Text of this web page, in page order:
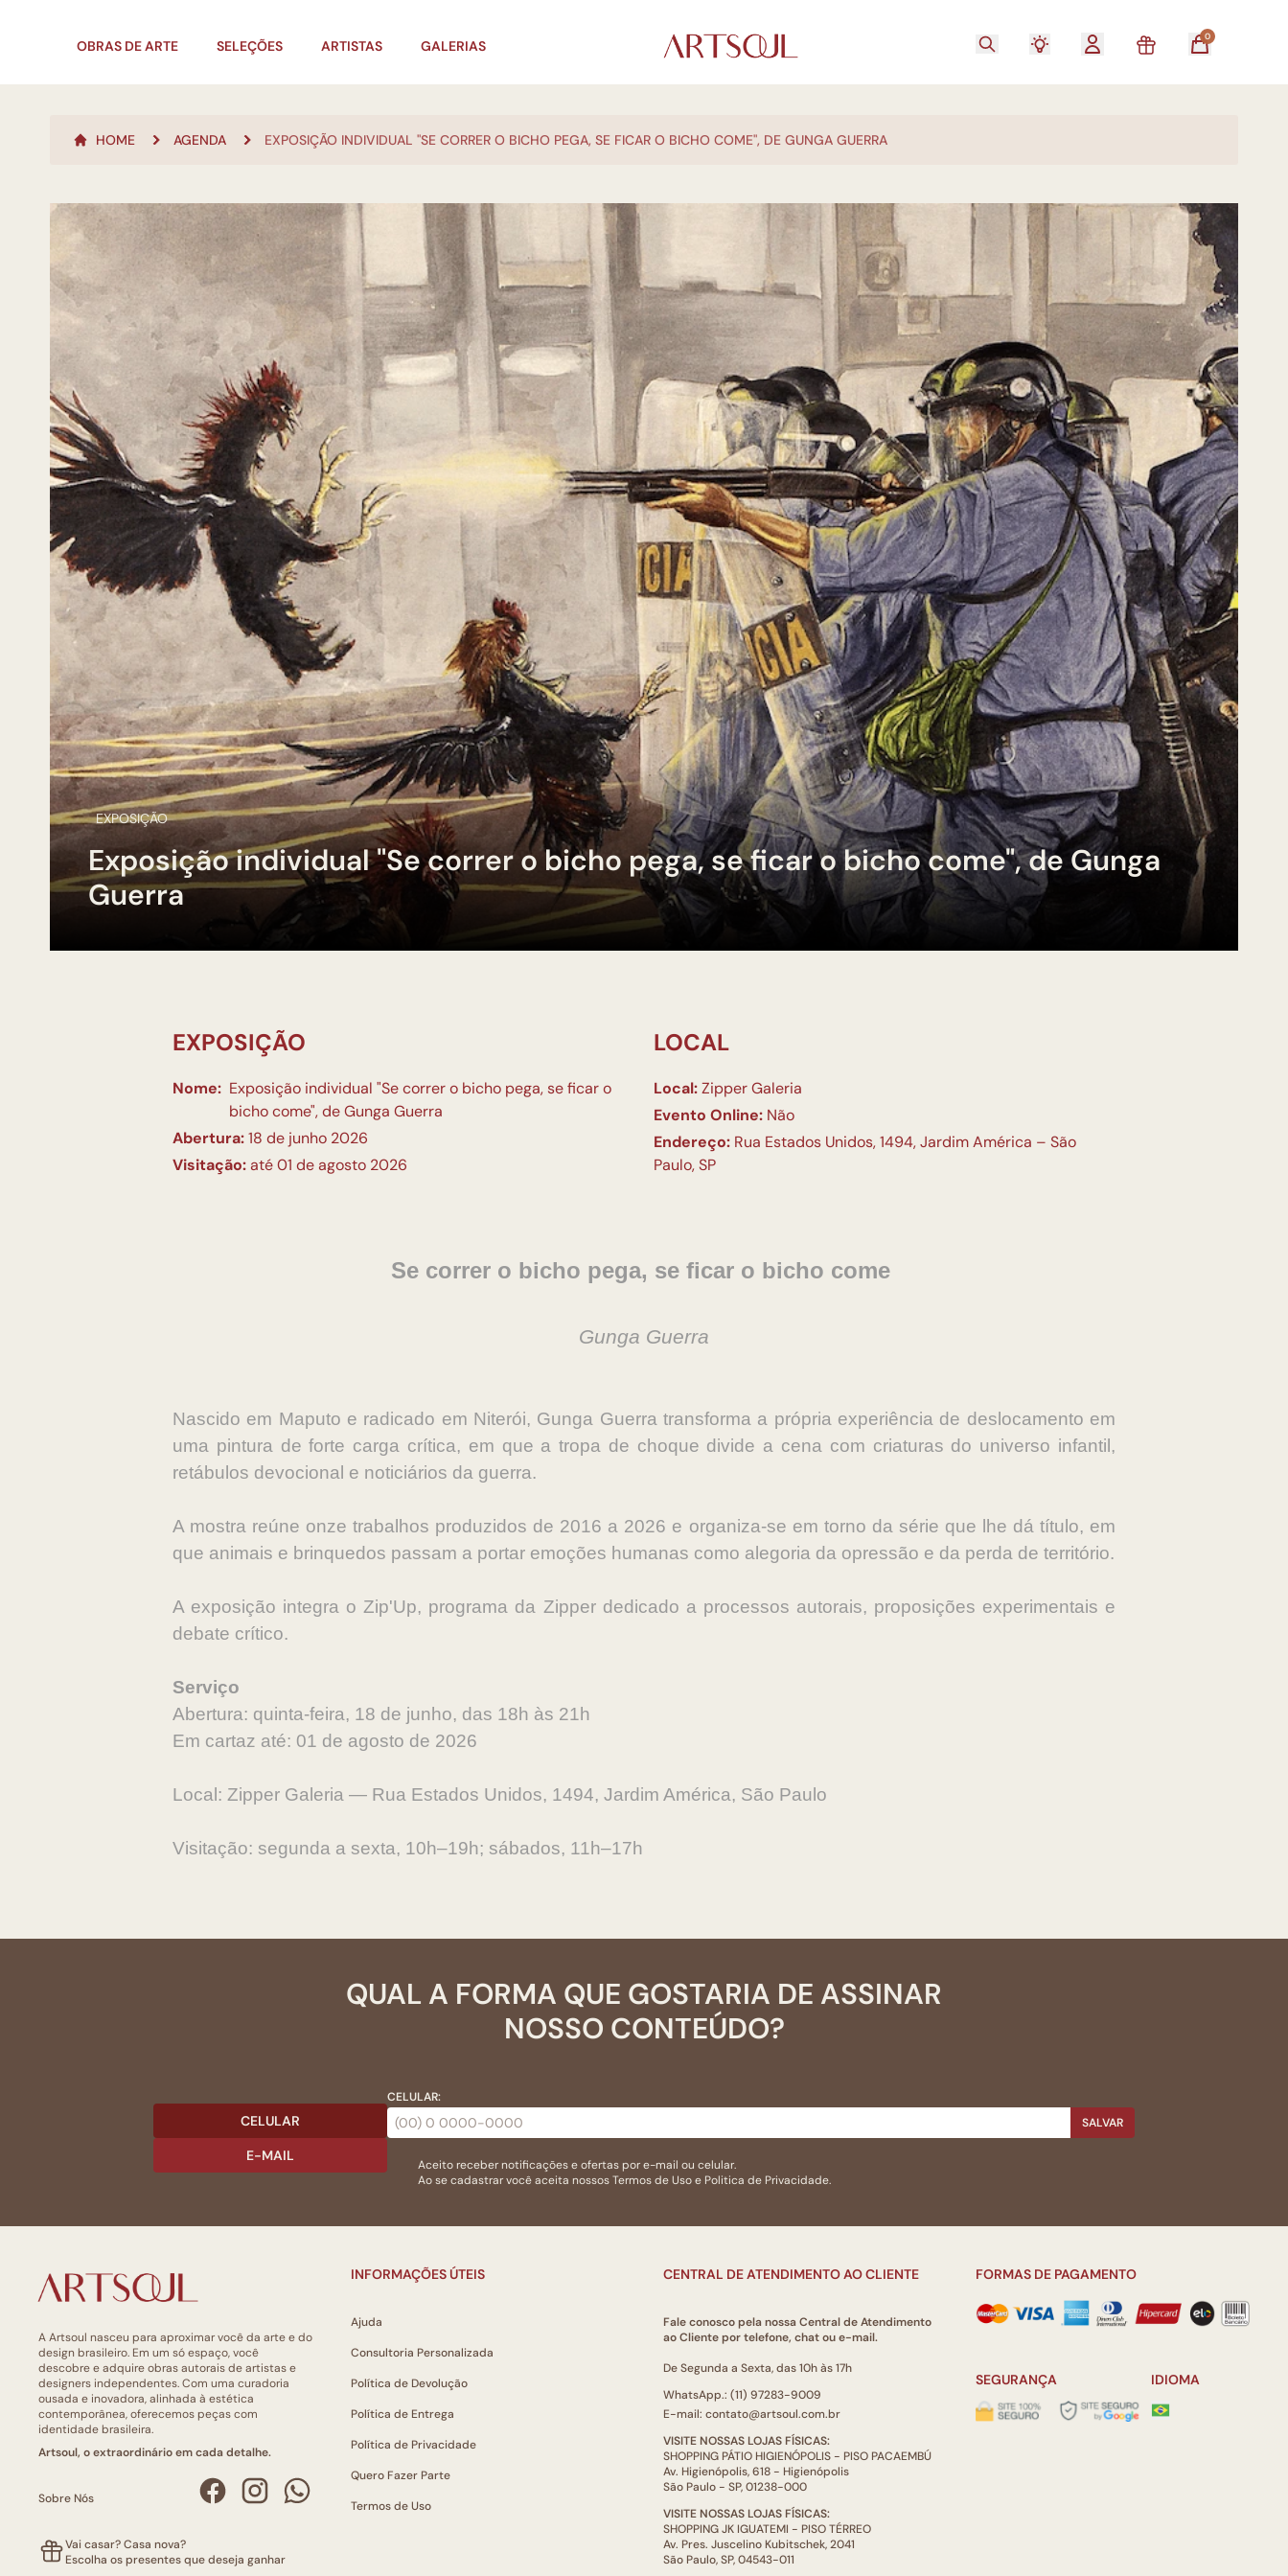
OBRAS DE ARTE SELEÇÕES ARTISTAS GALERIAS
0
HOME AGENDA EXPOSIÇÃO INDIVIDUAL "SE CORRER O BICHO PEGA, SE FICAR O BICHO COME", DE GUNGA GUERRA
EXPOSIÇÃO
Exposição individual "Se correr o bicho pega, se ficar o bicho come", de Gunga
Guerra
EXPOSIÇÃO
Nome: Exposição individual "Se correr o bicho pega, se ficar o
bicho come", de Gunga Guerra
Abertura:18 de junho 2026
Visitação:até 01 de agosto 2026
LOCAL
Local:Zipper Galeria
Evento Online: Não
Endereço: Rua Estados Unidos, 1494, Jardim América – São
Paulo, SP
Se correr o bicho pega, se ficar o bicho come
Gunga Guerra
Nascido em Maputo e radicado em Niterói, Gunga Guerra transforma a própria experiência de deslocamento em
uma pintura de forte carga crítica, em que a tropa de choque divide a cena com criaturas do universo infantil,
retábulos devocional e noticiários da guerra.
A mostra reúne onze trabalhos produzidos de 2016 a 2026 e organiza-se em torno da série que lhe dá título, em
que animais e brinquedos passam a portar emoções humanas como alegoria da opressão e da perda de território.
A exposição integra o Zip'Up, programa da Zipper dedicado a processos autorais, proposições experimentais e
debate crítico.
Serviço
Abertura: quinta-feira, 18 de junho, das 18h às 21h
Em cartaz até: 01 de agosto de 2026
Local: Zipper Galeria — Rua Estados Unidos, 1494, Jardim América, São Paulo
Visitação: segunda a sexta, 10h–19h; sábados, 11h–17h
QUAL A FORMA QUE GOSTARIA DE ASSINAR
NOSSO CONTEÚDO?
CELULAR
E-MAIL
CELULAR:
SALVAR
Aceito receber notificações e ofertas por e-mail ou celular.
Ao se cadastrar você aceita nossosTermos de Usoe Politica de Privacidade.
A Artsoul nasceu para aproximar você da arte e do
design brasileiro. Em um só espaço, você
descobre e adquire obras autorais de artistas e
designers independentes. Com uma curadoria
ousada e inovadora, alinhada à estética
contemporânea, oferecemos peças com
identidade brasileira.
Artsoul, o extraordinário em cada detalhe.
Sobre Nós
Vai casar? Casa nova?
Escolha os presentes que deseja ganhar
INFORMAÇÕES ÚTEIS
Ajuda
Consultoria Personalizada
Política de Devolução
Política de Entrega
Política de Privacidade
Quero Fazer Parte
Termos de Uso
CENTRAL DE ATENDIMENTO AO CLIENTE
Fale conosco pela nossa Central de Atendimento
ao Cliente por telefone, chat ou e-mail.
De Segunda a Sexta, das 10h às 17h
WhatsApp.: (11) 97283-9009
E-mail: contato@artsoul.com.br
VISITE NOSSAS LOJAS FÍSICAS:
SHOPPING PÁTIO HIGIENÓPOLIS - PISO PACAEMBÚ
Av. Higienópolis, 618 - Higienópolis
São Paulo - SP, 01238-000
VISITE NOSSAS LOJAS FÍSICAS:
SHOPPING JK IGUATEMI - PISO TÉRREO
Av. Pres. Juscelino Kubitschek, 2041
São Paulo, SP, 04543-011
FORMAS DE PAGAMENTO
SEGURANÇA IDIOMA